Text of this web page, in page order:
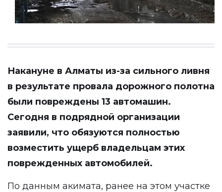
Накануне в Алматы из-за сильного ливня
в результате провала дорожного полотна
были повреждены 13 автомашин.
Сегодня в подрядной организации
заявили, что обязуются полностью
возместить ущерб владельцам этих
поврежденных автомобилей.
По данным акимата, ранее на этом участке